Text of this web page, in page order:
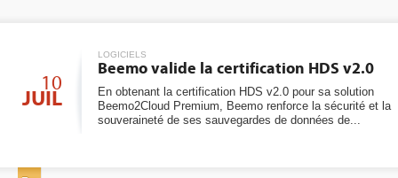
10
JUIL
LOGICIELS
Beemo valide la certification HDS v2.0
En obtenant la certification HDS v2.0 pour sa solution
Beemo2Cloud Premium, Beemo renforce la sécurité et la
souveraineté de ses sauvegardes de données de...